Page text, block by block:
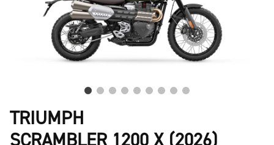
TRIUMPH
SCRAMBLER 1200 X (2026)